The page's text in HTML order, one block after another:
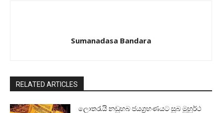
Sumanadasa Bandara
RELATED ARTICLES
ලොතරැයි නඩුහබ ජයග්‍රහණයට සුබ මුහුර්ථ